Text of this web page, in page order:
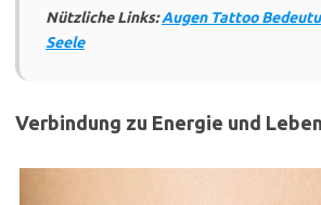
Nützliche Links:Augen Tattoo
Seele
Verbindung zu Energie und